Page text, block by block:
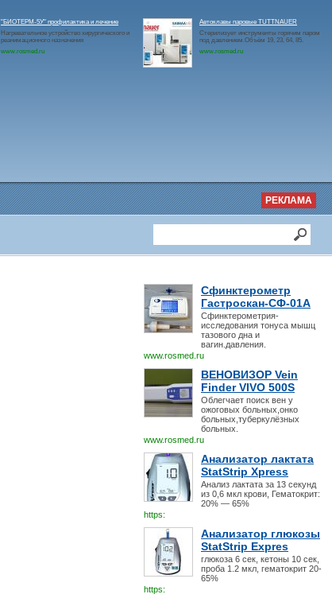
"БИОТЕРМ-5У" профилактика и лечение
Нагревательное устройство хирургического и
реанимационного назначения
www.rosmed.ru
Автоклавы паровые TUTTNAUER
Стерилизует инструменты горячим паром
под давлением.Объём 19, 23, 64, 85.
www.rosmed.ru
РЕКЛАМА
Сфинктерометр
Гастроскан-СФ-01А
Сфинктерометрия-
исследования тонуса мышц
тазового дна и
вагин.давления.
www.rosmed.ru
ВЕНОВИЗОР Vein
Finder VIVO 500S
Облегчает поиск вен у
ожоговых больных,онко
больных,туберкулёзных
больных.
www.rosmed.ru
Анализатор лактата
StatStrip Xpress
Анализ лактата за 13 секунд
из 0,6 мкл крови, Гематокрит:
20% — 65%
https:
Анализатор глюкозы
StatStrip Expres
глюкоза 6 сек, кетоны 10 сек,
проба 1.2 мкл, гематокрит 20-
65%
https: